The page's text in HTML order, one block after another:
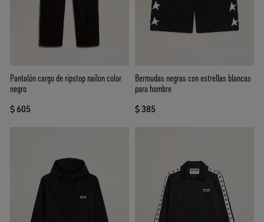
Pantalón cargo de ripstop nailon color
negro
$ 605
Bermudas negras con estrellas blancas
para hombre
$ 385